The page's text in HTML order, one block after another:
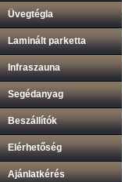
Üvegtégla
Laminált parketta
Infraszauna
Segédanyag
Beszállítók
Elérhetőség
Ajánlatkérés